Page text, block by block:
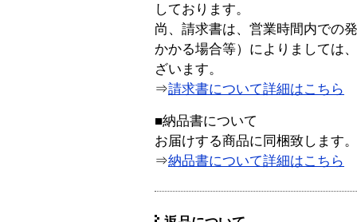
しております。
尚、請求書は、営業時間内での
かかる場合等）によりましては
ざいます。
⇒請求書について詳細はこちら
■納品書について
お届けする商品に同梱致します。
⇒納品書について詳細はこちら